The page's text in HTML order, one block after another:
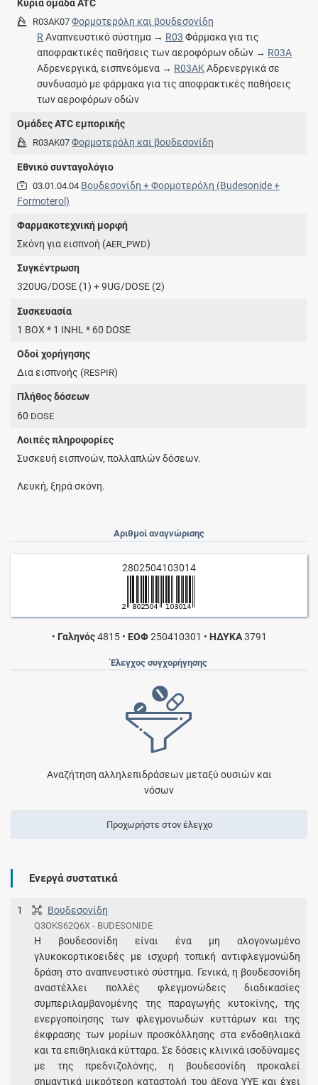
Κύρια ομάδα ATC
R03AK07 Φορμοτερόλη και βουδεσονίδη
R Αναπνευστικό σύστημα → R03 Φάρμακα για τις
αποφρακτικές παθήσεις των αεροφόρων οδών → R03A
Αδρενεργικά, εισπνεόμενα → R03AK Αδρενεργικά σε
συνδυασμό με φάρμακα για τις αποφρακτικές παθήσεις
των αεροφόρων οδών
Ομάδες ATC εμπορικής
R03AK07 Φορμοτερόλη και βουδεσονίδη
Εθνικό συνταγολόγιο
03.01.04.04 Βουδεσονίδη + Φορμοτερόλη (Budesonide +
Formoterol)
Φαρμακοτεχνική μορφή
Σκόνη για εισπνοή (AER_PWD)
Συγκέντρωση
320UG/DOSE (1) + 9UG/DOSE (2)
Συσκευασία
1 BOX * 1 INHL * 60 DOSE
Οδοί χορήγησης
Δια εισπνοής (RESPIR)
Πλήθος δόσεων
60 DOSE
Λοιπές πληροφορίες
Συσκευή εισπνοών, πολλαπλών δόσεων.
Λευκή, ξηρά σκόνη.
Αριθμοί αναγνώρισης
2802504103014
• Γαληνός4815 • ΕΟΦ250410301 • ΗΔΥΚΑ3791
Έλεγχος συγχορήγησης
Αναζήτηση αλληλεπιδράσεων μεταξύ ουσιών και
νόσων
Προχωρήστε στον έλεγχο
Ενεργά συστατικά
1 Βουδεσονίδη
Q3OKS62Q6X - BUDESONIDE
H βουδεσονίδη είναι ένα μη αλογονωμένο
γλυκοκορτικοειδές με ισχυρή τοπική αντιφλεγμονώδη
δράση στο αναπνευστικό σύστημα. Γενικά, η βουδεσονίδη
αναστέλλει πολλές φλεγμονώδεις διαδικασίες
συμπεριλαμβανομένης της παραγωγής κυτοκίνης, της
ενεργοποίησης των φλεγμονωδών κυττάρων και της
έκφρασης των μορίων προσκόλλησης στα ενδοθηλιακά
και τα επιθηλιακά κύτταρα. Σε δόσεις κλινικά ισοδύναμες
με της πρεδνιζολόνης, η βουδεσονίδη προκαλεί
σημαντικά μικρότερη καταστολή του άξονα ΥΥΕ και έχει